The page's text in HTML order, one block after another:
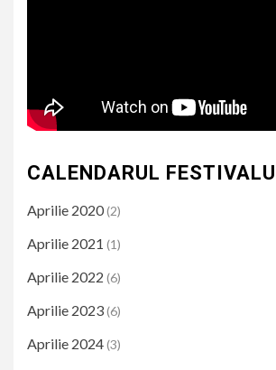
CALENDARUL
Aprilie 2020(2)
Aprilie 2021 (1)
Aprilie 2022 (6)
Aprilie 2023(6)
Aprilie 2024(3)